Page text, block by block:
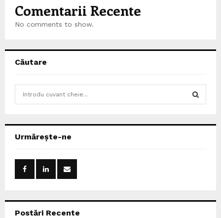
Comentarii Recente
No comments to show.
Căutare
h
Urmărește-ne
Postări Recente